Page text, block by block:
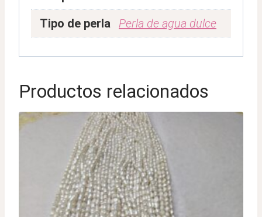
Tipo de perla
Perla de agua dulce
Productos relacionados